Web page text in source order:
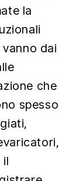
la
dai
che
spesso
il